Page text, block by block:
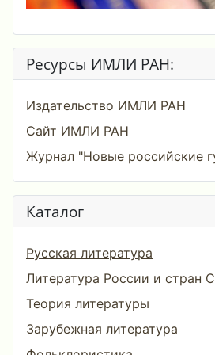
Ресурсы ИМЛИ РАН:
Издательство ИМЛИ РАН
Сайт ИМЛИ РАН
Журнал "Новые российские
Каталог
Русская литература
Литература России и стран
Теория литературы
Зарубежная литература